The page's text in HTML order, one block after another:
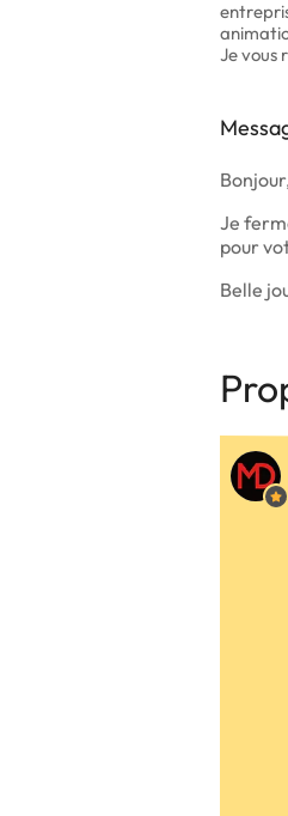
Je vous
Je
pour
Belle